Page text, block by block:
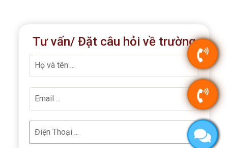
Tư vấn/ Đặt câu hỏi về trường